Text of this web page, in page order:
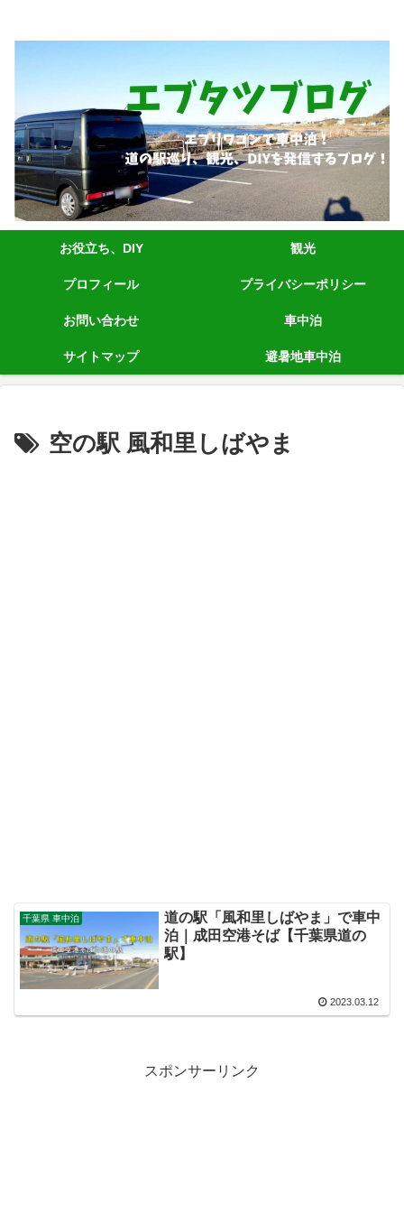
お役立ち、DIY 観光
プロフィール プライバシーポリシー
お問い合わせ 車中泊
サイトマップ 避暑地車中泊
空の駅 風和里しばやま
千葉県 車中泊
道の駅「風和里しばやま」で車中
泊｜成田空港そば【千葉県道の
駅】
2023.03.12
スポンサーリンク